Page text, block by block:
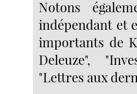
Notons
indépendant et
importants de
Deleuze",
"Lettres aux